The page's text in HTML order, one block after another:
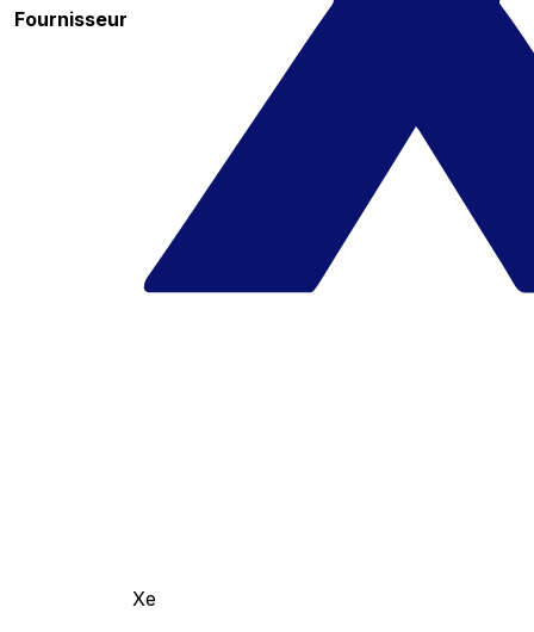
Fournisseur
Xe